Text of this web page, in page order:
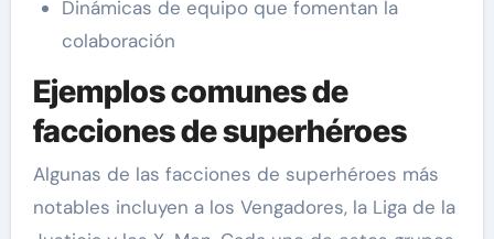
Dinámicas de equipo que fomentan la
colaboración
Ejemplos comunes de
facciones de superhéroes
Algunas de las facciones de superhéroes más
notables incluyen a los Vengadores, la Liga de la